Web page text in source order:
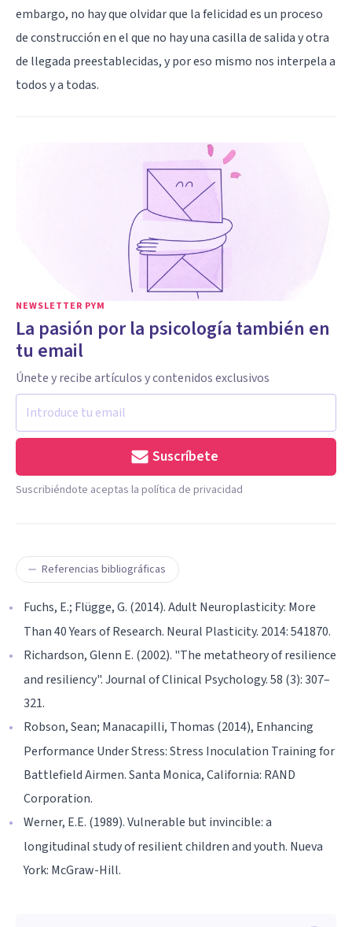
embargo, no hay que olvidar que la felicidad es un proceso
de construcción en el que no hay una casilla de salida y otra
de llegada preestablecidas, y por eso mismo nos interpela a
todos y a todas.
NEWSLETTER PYM
La pasión por la psicología también en
tu email
Únete y recibe artículos y contenidos exclusivos
Suscríbete
Suscribiéndote aceptas la política de privacidad
Referencias bibliográficas
Fuchs, E.; Flügge, G. (2014). Adult Neuroplasticity: More
Than 40 Years of Research. Neural Plasticity. 2014: 541870.
Richardson, Glenn E. (2002). "The metatheory of resilience
and resiliency". Journal of Clinical Psychology. 58 (3): 307–
321.
Robson, Sean; Manacapilli, Thomas (2014), Enhancing
Performance Under Stress: Stress Inoculation Training for
Battlefield Airmen. Santa Monica, California: RAND
Corporation.
Werner, E.E. (1989). Vulnerable but invincible: a
longitudinal study of resilient children and youth. Nueva
York: McGraw-Hill.